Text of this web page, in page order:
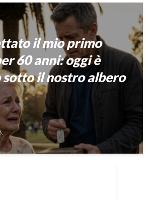
il mio primo
60 anni: oggi è
sotto il nostro albero